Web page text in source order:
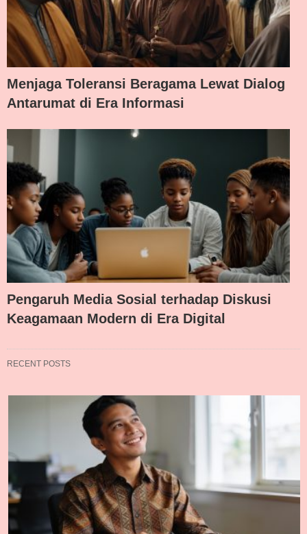
Menjaga Toleransi Beragama Lewat Dialog
Antarumat di Era Informasi
Pengaruh Media Sosial terhadap Diskusi
Keagamaan Modern di Era Digital
RECENT POSTS